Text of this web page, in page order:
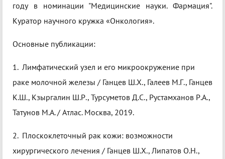
году в номинации "Медицинские науки. Фармация".
Куратор научного кружка «Онкология».
Основные публикации:
1. Лимфатический узел и его микроокружение при
раке молочной железы / Ганцев Ш.Х., Галеев М.Г., Ганцев
К.Ш., Кзыргалин Ш.Р., Турсуметов Д.С., Рустамханов Р.А.,
Татунов М.А. / Атлас. Москва, 2019.
2. Плоскоклеточный рак кожи: возможности
хирургического лечения / Ганцев Ш.Х., Липатов О.Н.,